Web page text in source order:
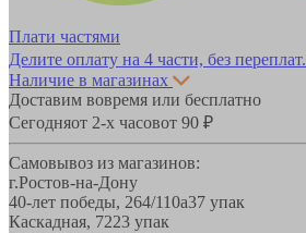
Плати частями
Делите оплату на 4 части, без переплат.
Наличие в магазинах
Доставим вовремя или бесплатно
Сегодняот 2-х часовот 90 ₽
Самовывоз из магазинов:
г.Ростов-на-Дону
40-лет победы, 264/110а37 упак
Каскадная, 7223 упак